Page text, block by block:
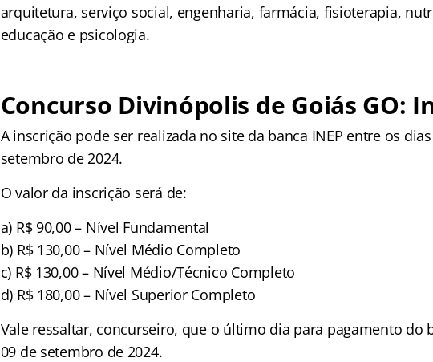
arquitetura, serviço social, engenharia, farmácia, fisioterapia,
educação e psicologia.
Concurso Divinópolis de Goiás GO:
A inscrição pode ser realizada no site da banca INEP entre os
setembro de 2024.
O valor da inscrição será de:
a) R$ 90,00 – Nível Fundamental
b) R$ 130,00 – Nível Médio Completo
c) R$ 130,00 – Nível Médio/Técnico Completo
d) R$ 180,00 – Nível Superior Completo
Vale ressaltar, concurseiro, que o último dia para pagamento do
09 de setembro de 2024.